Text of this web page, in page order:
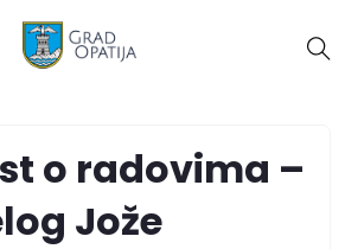
o radovima –
Jože